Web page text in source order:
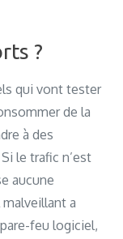
?
qui vont tester
de la
à des
le trafic n’est
aucune
a
feu logiciel,